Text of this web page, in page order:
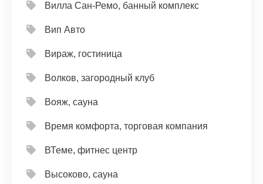
Вилла Сан-Ремо, банный комплекс
Вип Авто
Вираж, гостиница
Волков, загородный клуб
Вояж, сауна
Время комфорта, торговая компания
ВТеме, фитнес центр
Высоково, сауна